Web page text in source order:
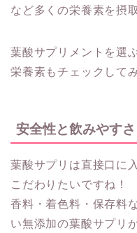
など多くの栄養素を摂
葉酸サプリメントを選
栄養素もチェックして
安全性と飲みやすさ
葉酸サプリは直接口に
こだわりたいですね！
香料・着色料・保存料
い無添加の葉酸サプリ